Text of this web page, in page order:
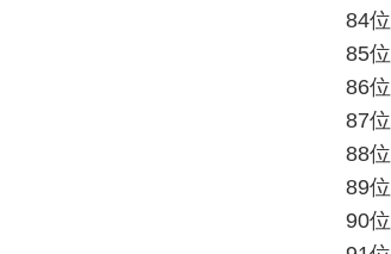
84位
85位
86位
87位
88位
89位
90位